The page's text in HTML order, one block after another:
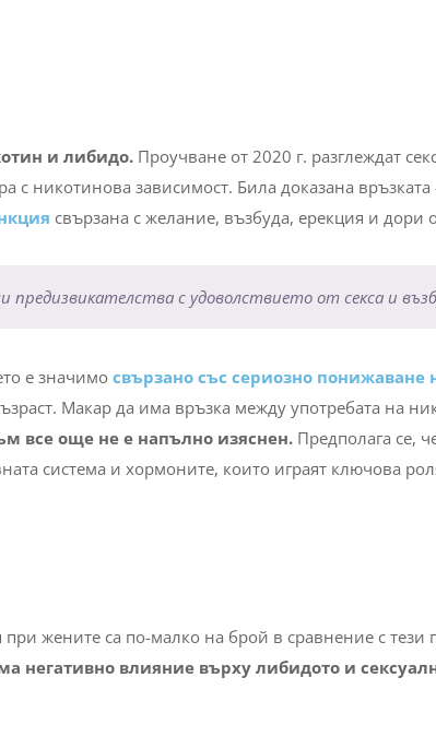
и либидо.Проучване от 2020 г. разглеждат
никотинова зависимост. Била доказана връзката
свързана с желание, възбуда, ерекция и дори
предизвикателства с удоволствието от секса и
е значимо свързано със сериозно понижаване
Макар да има връзка между употребата на
все още не е напълно изяснен. Предполага се,
система и хормоните, които играят ключова
жените са по-малко на брой в сравнение с тези
негативно влияние върху либидото и